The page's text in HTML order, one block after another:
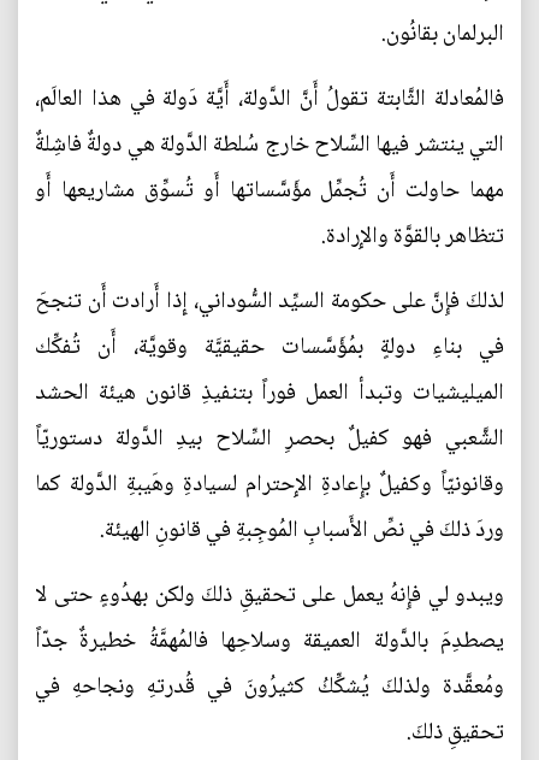
البرلمان بقانُون.
فالمُعادلة الثَّابتة تقولُ أَنَّ الدَّولة، أَيَّة دَولة في هذا العالَم،
التي ينتشر فيها السِّلاح خارج سُلطة الدَّولة هي دولةٌ فاشِلةٌ
مهما حاولت أَن تُجمِّل مؤَسَّساتها أَو تُسوِّق مشاريعها أَو
تتظاهر بالقوَّة والإِرادة.
لذلكَ فإِنَّ على حكومة السيِّد السُّوداني، إِذا أَرادت أَن تنجحَ
في بناءِ دولةٍ بمُؤَسَّسات حقيقيَّة وقويَّة، أَن تُفكِّك
الميليشيات وتبدأ العمل فوراً بتنفيذِ قانون هيئة الحشد
الشَّعبي فهو كفيلٌ بحصرِ السِّلاح بيدِ الدَّولة دستوريّاً
وقانونيّاً وكفيلٌ بإِعادةِ الإِحترام لسيادةِ وهَيبةِ الدَّولة كما
وردَ ذلكَ في نصِّ الأَسبابِ المُوجِبةِ في قانونِ الهيئة.
ويبدو لي فإِنهُ يعمل على تحقيقِ ذلكَ ولكن بهدُوءٍ حتى لا
يصطدِمَ بالدَّولة العميقة وسلاحِها فالمُهمَّةُ خطيرةٌ جدّاً
ومُعقَّدة ولذلكَ يُشكِّكُ كثيرُونَ في قُدرتهِ ونجاحهِ في
تحقيقِ ذلكَ.